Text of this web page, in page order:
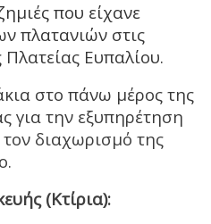
που είχανε
πλατανιών στις
Πλατείας Ευπαλίου.
στο πάνω μέρος της
για την εξυπηρέτηση
διαχωρισμό της
(Κτίρια):